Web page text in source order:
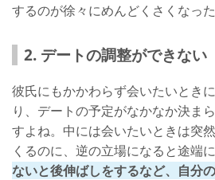
するのが徐々にめんどくさくなった
2. デートの調整ができない
彼氏にもかかわらず会いたいとき
り、デートの予定がなかなか決ま
すよね。中には会いたいときは突
くるのに、逆の立場になると途端に
ないと後伸ばしをするなど、自分